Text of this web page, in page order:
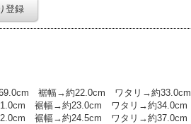
登録
裾幅→約22.0cm ワタリ→約33.0cm
裾幅→約23.0cm ワタリ→約34.0cm
裾幅→約24.5cm ワタリ→約37.0cm